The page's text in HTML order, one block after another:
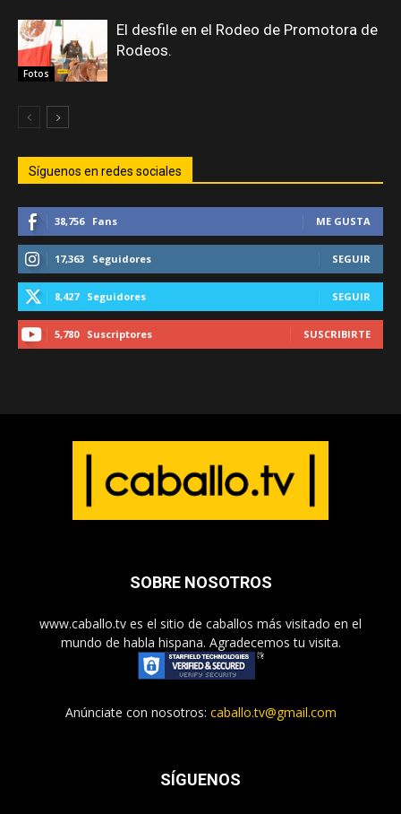
Fotos
El desfile en el Rodeo de Promotora de
Rodeos.
Síguenos en redes sociales
38,756 Fans ME GUSTA
17,363 Seguidores SEGUIR
8,427 Seguidores SEGUIR
5,780 Suscriptores SUSCRIBIRTE
SOBRE NOSOTROS
www.caballo.tv es el sitio de caballos más visitado en el
mundo de habla hispana. Agradecemos tu visita.
Anúnciate con nosotros: caballo.tv@gmail.com
SÍGUENOS